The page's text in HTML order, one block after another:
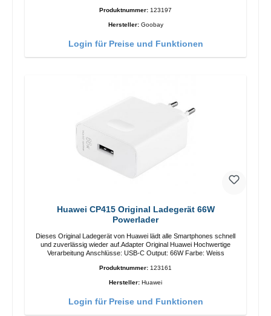
Produktnummer: 123197
Hersteller: Goobay
Login für Preise und Funktionen
Huawei CP415 Original Ladegerät 66W
Powerlader
Dieses Original Ladegerät von Huawei lädt alle Smartphones schnell
und zuverlässig wieder auf.Adapter Original Huawei Hochwertige
Verarbeitung Anschlüsse: USB-C Output: 66W Farbe: Weiss
Produktnummer: 123161
Hersteller: Huawei
Login für Preise und Funktionen